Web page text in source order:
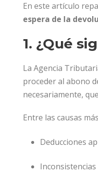
En este artículo
espera de la
1. ¿Qué
La Agencia
proceder al abono
necesariamente,
Entre las causas
Deducciones